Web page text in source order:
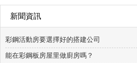
新聞資訊
彩鋼活動房要選擇好的搭建公司
能在彩鋼板房屋里做廚房嗎？